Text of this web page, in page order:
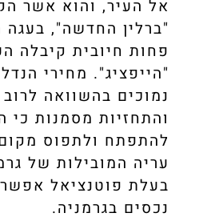
אל העיר, והוא אשר
"ברלין החדשה", בעגה
פחות חיובית קיבלה
"הייפציג". מחירי
נמוכים בהשוואה
והתחזיות מסמנות כי
להתפתח ולתפוס
עריה המובילות של
בעלת פוטנציאל
נכסים בגרמניה.